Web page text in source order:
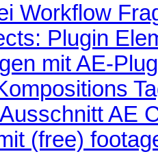
Workflow
Plugin
mit AE-
AE
(free)